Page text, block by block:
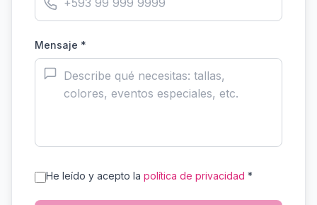
Mensaje *
He leído y acepto la política de privacidad *